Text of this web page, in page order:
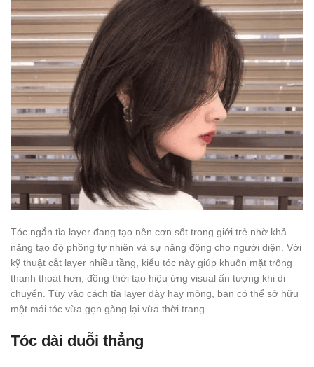
Tóc ngắn tỉa layer đang tạo nên cơn sốt trong giới trẻ nhờ khả
năng tạo độ phồng tự nhiên và sự năng động cho người diện. Với
kỹ thuật cắt layer nhiều tầng, kiểu tóc này giúp khuôn mặt trông
thanh thoát hơn, đồng thời tạo hiệu ứng visual ấn tượng khi di
chuyển. Tùy vào cách tỉa layer dày hay mỏng, bạn có thể sở hữu
một mái tóc vừa gọn gàng lại vừa thời trang.
Tóc dài duỗi thẳng